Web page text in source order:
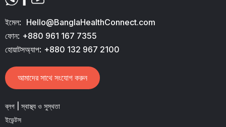
ইমেল: Hello@BanglaHealthConnect.com
ফোন: +880 961 167 7355
হোয়াটসঅ্যাপ: +880 132 967 2100
আমাদের সাথে সংযোগ করুন
ব্লগ | স্বাস্থ্য ও সুস্থতা
ইভেন্টস